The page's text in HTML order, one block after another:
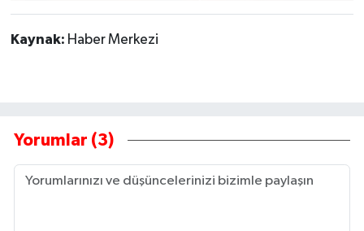
Kaynak: Haber Merkezi
Yorumlar (3)